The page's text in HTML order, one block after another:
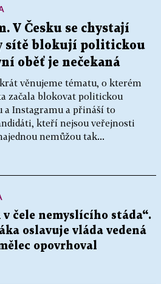
V Česku se chystají
sítě blokují politickou
oběť je nečekaná
věnujeme tématu, o kterém
začala blokovat politickou
a Instagramu a přináší to
kteří nejsou veřejnosti
nemůžou tak...
čele nemyslícího stáda“.
oslavuje vláda vedená
opovrhoval